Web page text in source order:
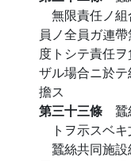
無限責任ノ
員ノ全員ガ連
度トシテ責任
ザル場合ニ於
擔ス
第三十三條 蠶
トヲ示スベ
蠶絲共同施